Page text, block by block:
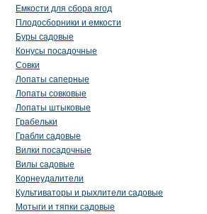
Емкости для сбора ягод
Плодосборники и емкости
Буры садовые
Конусы посадочные
Совки
Лопаты саперные
Лопаты совковые
Лопаты штыковые
Грабельки
Грабли садовые
Вилки посадочные
Вилы садовые
Корнеудалители
Культиваторы и рыхлители садовые
Мотыги и тяпки садовые